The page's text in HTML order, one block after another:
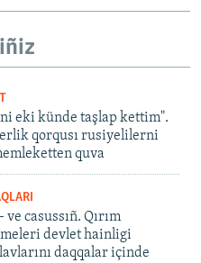
eki künde taşlap kettim".
qorqusı rusiyelilerni
quva
ve casussıñ. Qırım
devlet hainligi
daqqalar içinde